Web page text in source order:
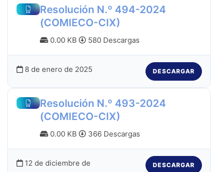
Resolución N.º 494-2024
(COMIECO-CIX)
0.00 KB 580 Descargas
8 de enero de 2025 DESCARGAR
Resolución N.º 493-2024
(COMIECO-CIX)
0.00 KB 366 Descargas
12 de diciembre de
DESCARGAR